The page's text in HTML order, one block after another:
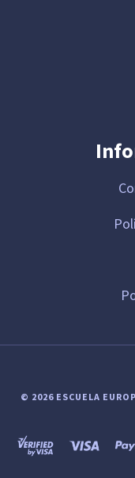
© 2026 ESCUELA